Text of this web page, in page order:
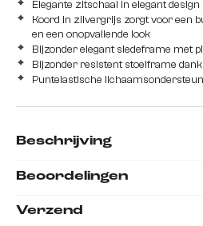
Elegante zitschaal in elegant design
Koord in zilvergrijs zorgt voor een
en een onopvallende look
Bijzonder elegant sledeframe met
Bijzonder resistent stoelframe
Puntelastische
Beschrijving
Beoordelingen
Verzend